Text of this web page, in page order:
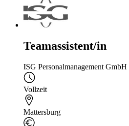
Teamassistent/in
ISG Personalmanagement GmbH
Vollzeit
Mattersburg